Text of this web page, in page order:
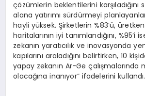
çözümlerin beklentilerini karşıladığını
alana yatırımı sürdürmeyi
hayli yüksek. Şirketlerin %83’ü,
haritalarının iyi tanımlandığını, %95’i
zekanın yaratıcılık ve inovasyonda
kapılarını araladığını belirtirken, 10
yapay zekanın Ar-Ge çalışmalarında
olacağına inanıyor” ifadelerini kullandı.